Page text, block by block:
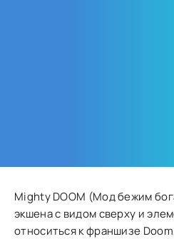
Mighty DOOM (Мод бежим
экшена с видом сверху и
относиться к франшизе